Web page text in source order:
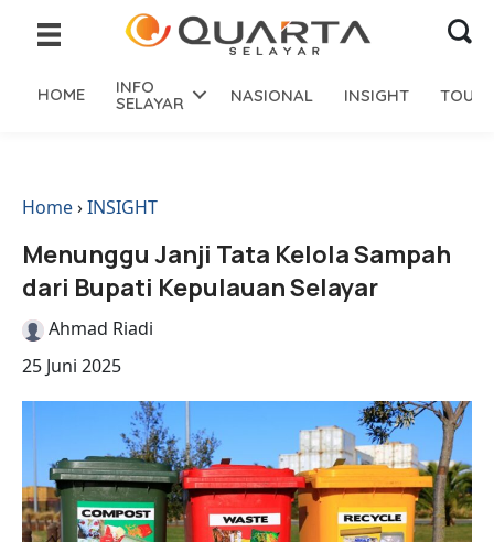
HOME INFO
SELAYAR NASIONAL INSIGHT
Home›INSIGHT
Menunggu Janji Tata Kelola Sampah
dari Bupati Kepulauan Selayar
Ahmad Riadi
25 Juni 2025